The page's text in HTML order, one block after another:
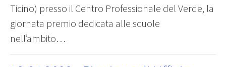
Ticino) presso il Centro Professionale del Verde, la
giornata premio dedicata alle scuole
nell’ambito…